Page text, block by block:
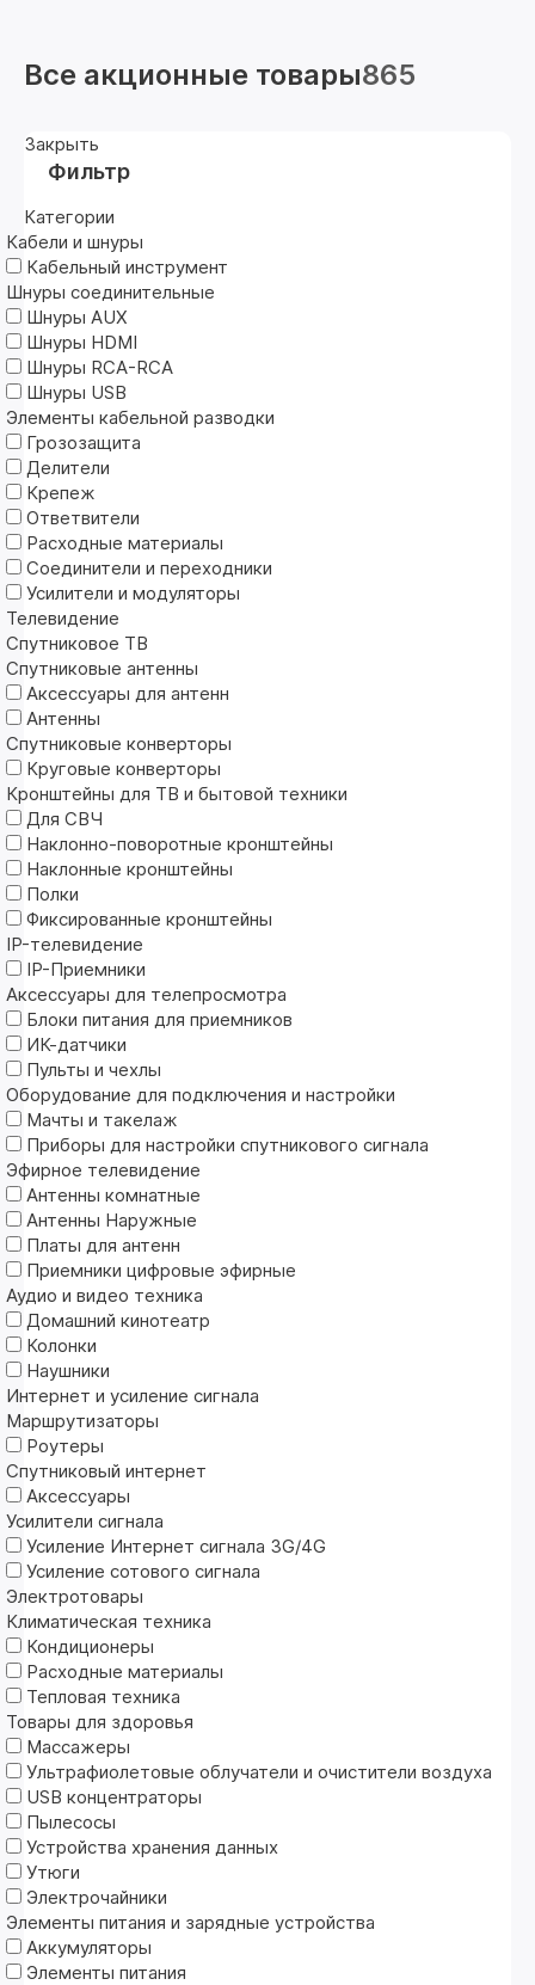
Все акционные товары865
Закрыть
Фильтр
Категории
Кабели и шнуры
Кабельный инструмент
Шнуры соединительные
Шнуры AUX
Шнуры HDMI
Шнуры RCA-RCA
Шнуры USB
Элементы кабельной разводки
Грозозащита
Делители
Крепеж
Ответвители
Расходные материалы
Соединители и переходники
Усилители и модуляторы
Телевидение
Спутниковое ТВ
Спутниковые антенны
Аксессуары для антенн
Антенны
Спутниковые конверторы
Круговые конверторы
Кронштейны для ТВ и бытовой техники
Для СВЧ
Наклонно-поворотные кронштейны
Наклонные кронштейны
Полки
Фиксированные кронштейны
IP-телевидение
IP-Приемники
Аксессуары для телепросмотра
Блоки питания для приемников
ИК-датчики
Пульты и чехлы
Оборудование для подключения и настройки
Мачты и такелаж
Приборы для настройки спутникового сигнала
Эфирное телевидение
Антенны комнатные
Антенны Наружные
Платы для антенн
Приемники цифровые эфирные
Аудио и видео техника
Домашний кинотеатр
Колонки
Наушники
Интернет и усиление сигнала
Маршрутизаторы
Роутеры
Спутниковый интернет
Аксессуары
Усилители сигнала
Усиление Интернет сигнала 3G/4G
Усиление сотового сигнала
Электротовары
Климатическая техника
Кондиционеры
Расходные материалы
Тепловая техника
Товары для здоровья
Массажеры
Ультрафиолетовые облучатели и очистители воздуха
USB концентраторы
Пылесосы
Устройства хранения данных
Утюги
Электрочайники
Элементы питания и зарядные устройства
Аккумуляторы
Элементы питания